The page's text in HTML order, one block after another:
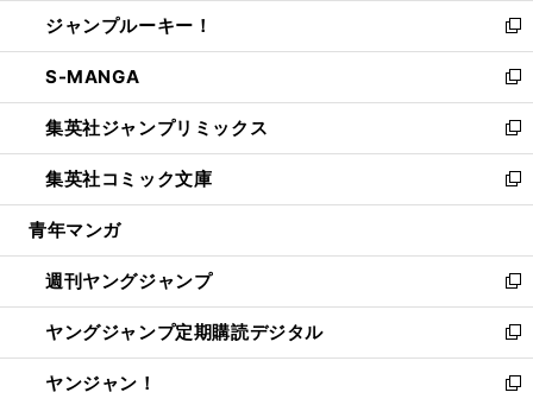
く
で
開
く
ド
ウ
で
開
く
ィ
ン
ド
ウ
で
開
く
し
い
ウ
ィ
ン
ド
ウ
で
開
ジャンプルーキー！
新
し
い
ウ
ィ
ン
ド
ウ
開
く
S-MANGA
新
し
い
ウ
ィ
ン
ウ
で
開
く
集英社ジャンプリミックス
新
し
い
ウ
ン
ド
ウ
で
開
く
集英社コミック文庫
新
し
ウ
ィ
ン
ド
ウ
で
青年マンガ
週刊ヤングジャンプ
新
し
い
ウ
ィ
ヤングジャンプ定期購読デジタル
新
し
い
ヤンジャン！
新